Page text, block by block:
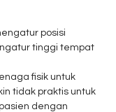
posisi
tinggi tempat
fisik untuk
tidak praktis untuk
dengan